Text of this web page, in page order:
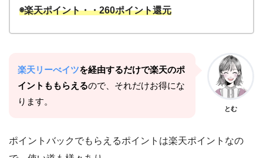
◉楽天ポイント・・260ポイント還元
楽天リーべイツを経由するだけで楽天のポ
イントももらえるので、それだけお得にな
ります。
とむ
ポイントバックでもらえるポイントは楽天ポイントなの